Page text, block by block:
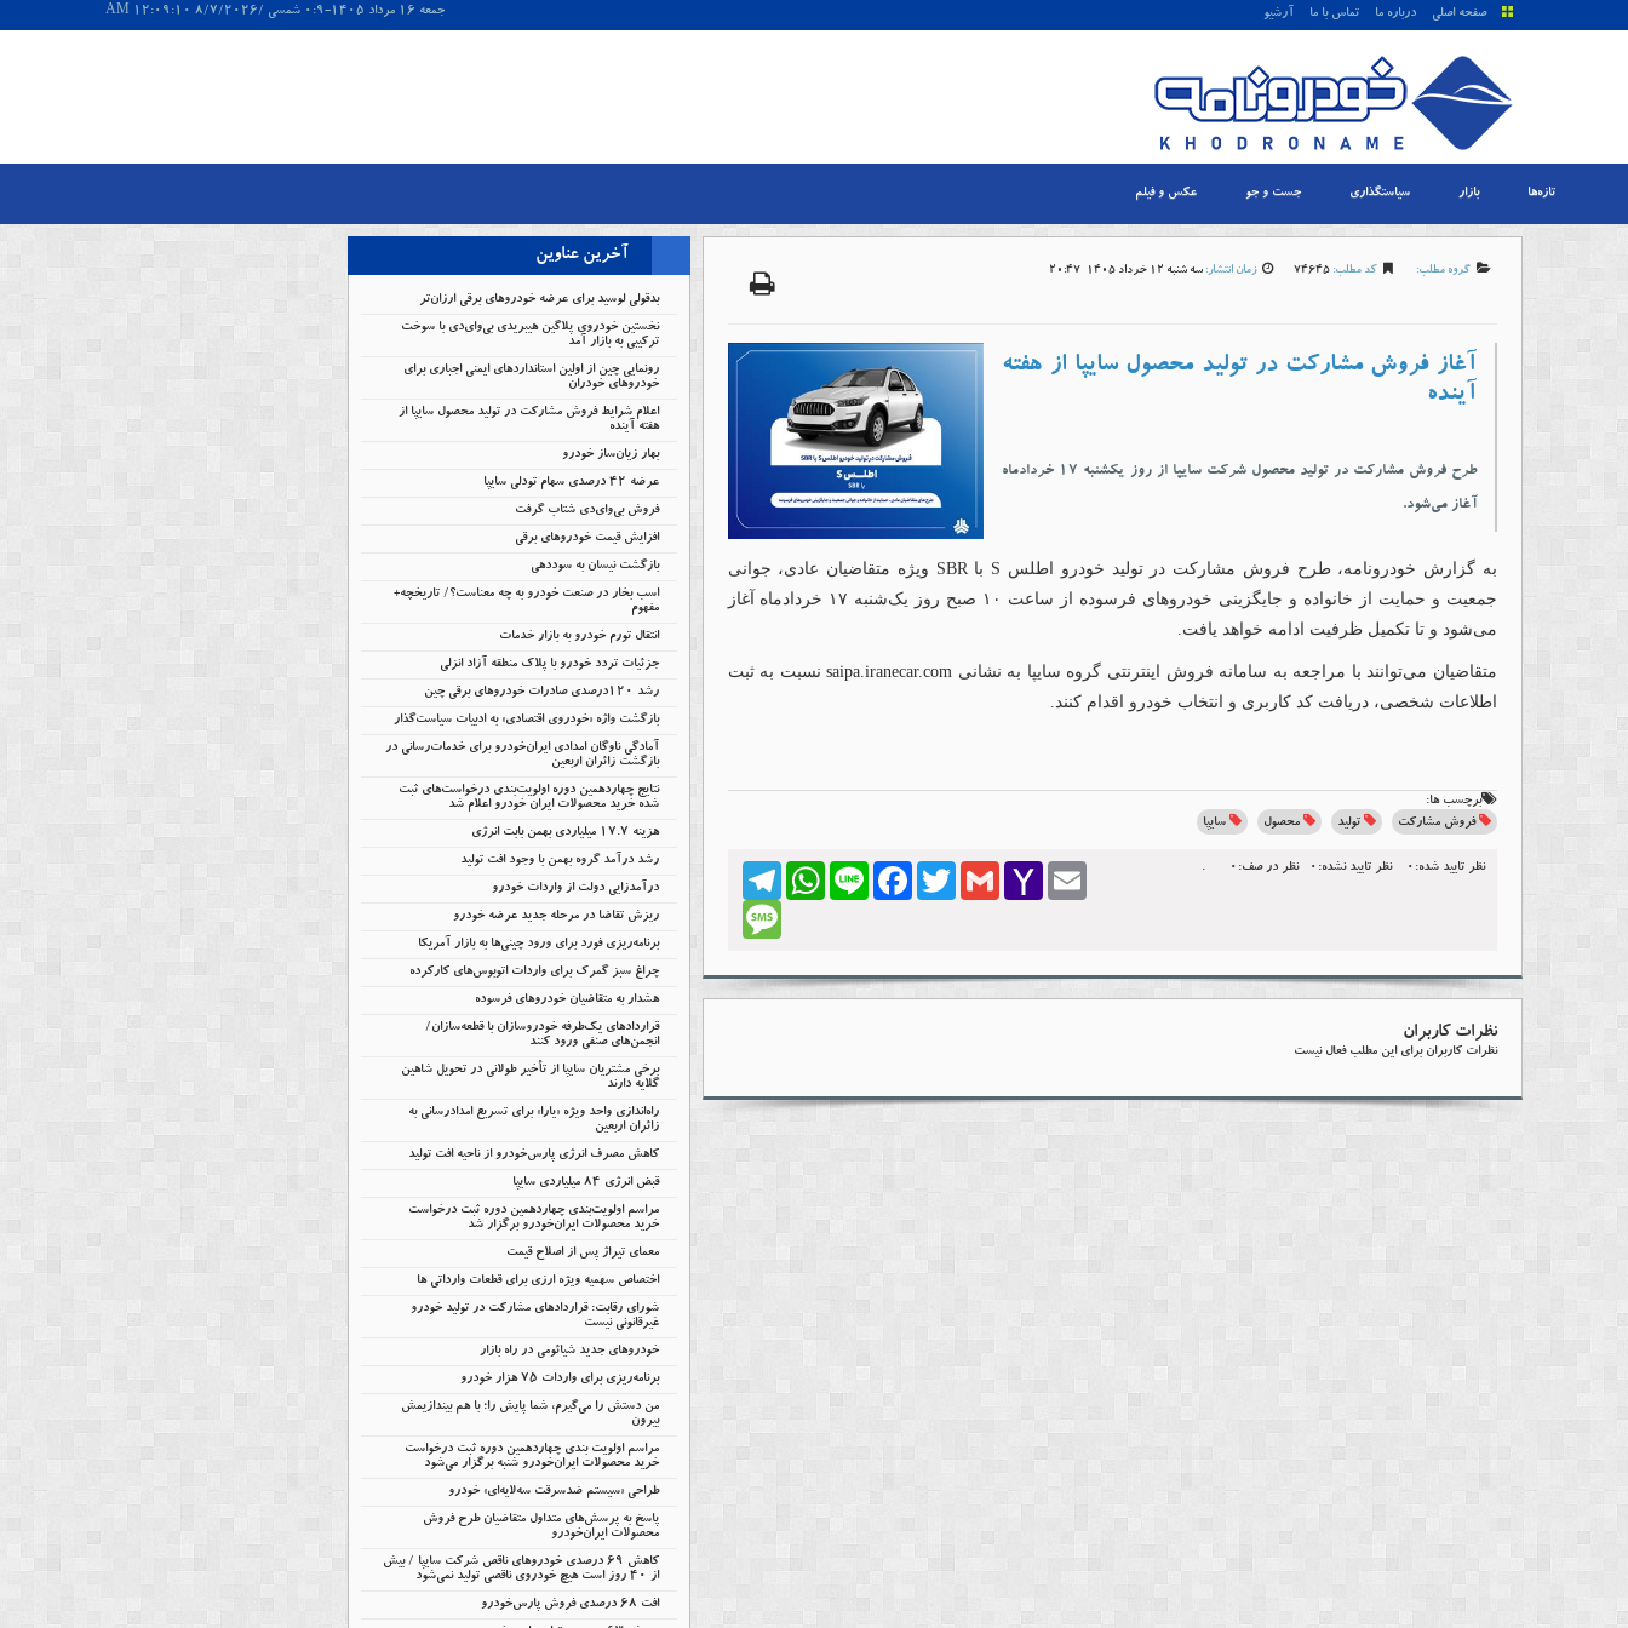
صفحه اصلی درباره ما تماس با ما آرشیو جمعه 16 مرداد 1405-0:9 شمسی /8/7/2026 12:09:10 AM
سیاستگذاری بازار تازه‌ها عکس و فیلم جست و جو
گروه مطلب: کد مطلب: 74645 زمان انتشار: سه شنبه 12 خرداد 1405-20:47
آغاز فروش مشارکت در تولید محصول سایپا از هفته
آینده
طرح فروش مشارکت در تولید محصول شرکت سایپا از روز یکشنبه ۱۷ خرداد‌ماه
آغاز می‌شود.
به گزارش خودرونامه، طرح ‌فروش مشارکت در تولید خودرو اطلس S با SBR ویژه متقاضیان عادی، جوانی
جمعیت و حمایت از خانواده و جایگزینی خودروهای فرسوده از ساعت ۱۰ صبح روز یک‌شنبه ۱۷ خردادماه آغاز
می‌شود و تا تکمیل ظرفیت ادامه خواهد یافت.
متقاضیان می‌توانند با مراجعه به سامانه فروش اینترنتی گروه سایپا به نشانی saipa.iranecar.comنسبت به ثبت
اطلاعات شخصی، دریافت کد کاربری و انتخاب خودرو اقدام کنند.
برچسب ها:
فروش مشارکت
تولید محصول سایپا
نظر تایید شده:0 نظر تایید نشده:0 نظر در صف:0 .
TelegramWhatsApp LineFacebook Twitter Gmail
Yahoo
Email
Message
نظرات کاربران
نظرات کاربران برای این مطلب فعال نیست
آخرین عناوین
بدقولی لوسید برای عرضه خودروهای برقی ارزان‌تر
نخستین خودروی پلاگین هیبریدی بی‌وای‌دی با سوخت
ترکیبی به بازار آمد
رونمایی چین از اولین استانداردهای ایمنی اجباری برای
خودروهای خودران
اعلام شرایط فروش مشارکت در تولید محصول سایپا از
هفته آینده
بهار زیان‌ساز خودرو
عرضه ۴۲ درصدی سهام تودلی سایپا
فروش بی‌وای‌دی شتاب گرفت
افزایش قیمت خودروهای برقی
بازگشت نیسان به سوددهی
اسب بخار در صنعت خودرو به چه معناست؟/ تاریخچه+
مفهوم
انتقال تورم خودرو به بازار خدمات
جزئیات تردد خودرو با پلاک منطقه آزاد انزلی
رشد ۱۲۰درصدی صادرات خودروهای برقی چین
بازگشت واژه «خودروی اقتصادی» به ادبیات سیاست‌گذار
آمادگی ناوگان امدادی ایران‌خودرو برای خدمات‌رسانی در
بازگشت زائران اربعین
نتایج چهاردهمین دوره اولویت‌بندی درخواست‌های ثبت
شده خرید محصولات ایران خودرو اعلام شد
هزینه ۱۷.۷ میلیاردی بهمن بابت انرژی
رشد درآمد گروه بهمن با وجود افت تولید
درآمدزایی دولت از واردات خودرو
ریزش تقاضا در مرحله جدید عرضه خودرو
برنامه‌ریزی فورد برای ورود چینی‌ها به بازار آمریکا
چراغ سبز گمرک برای واردات اتوبوس‌های کارکرده
هشدار به متقاضیان خودروهای فرسوده
قراردادهای یک‌طرفه خودروسازان با قطعه‌سازان/
انجمن‌های صنفی ورود کنند
برخی مشتریان سایپا از تأخیر طولانی در تحویل شاهین
گلایه دارند
راه‌اندازی واحد ویژه «یارا» برای تسریع امدادرسانی به
زائران اربعین
کاهش مصرف انرژی پارس‌خودرو از ناحیه افت تولید
قبض انرژی ۸۴ میلیاردی سایپا
مراسم اولویت‌بندی چهاردهمین دوره ثبت درخواست
خرید محصولات ایران‌خودرو برگزار شد
معمای تیراژ پس از اصلاح قیمت
اختصاص سهمیه ویژه ارزی برای قطعات وارداتی ها
شورای رقابت: قراردادهای مشارکت در تولید خودرو
غیرقانونی نیست
خودروهای جدید شیائومی در راه بازار
برنامه‌ریزی برای واردات ۷۵ هزار خودرو
من دستش را می‌گیرم، شما پایش را؛ با هم بیندازیمش
بیرون
مراسم اولویت بندی چهاردهمین دوره ثبت درخواست
خرید محصولات ایران‌خودرو شنبه برگزار می‌شود
طراحی «سیستم ضدسرقت سه‌لایه‌ای» خودرو
پاسخ به پرسش‌های متداول متقاضیان طرح فروش
محصولات ایران‌خودرو
کاهش ۶۹ درصدی خودروهای ناقص شرکت سایپا / بیش
از ۴۰ روز است هیچ خودروی ناقصی تولید نمی‌شود
افت 68 درصدی فروش پارس‌خودرو